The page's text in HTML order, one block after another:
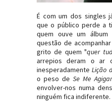
É com um dos singles
que o público perde a
quem ouve um
questão de
grito de quem "quer
arrepios deram o ar
inesperadamenteLição
o peso de Se Me
envolver-nos numa
ninguém fica indiferente.